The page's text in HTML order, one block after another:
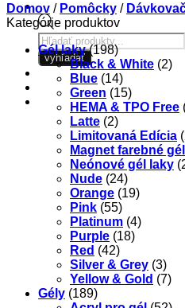
Products
search
vyhľadať
Domov / Pomôcky /
Kategórie produktov
Gél laky (198)
Black & White (2)
Blue (14)
Green (15)
HEMA & TPO Free
Latte (2)
Limitovaná Edícia
Magnet farebné
Neónové gél laky
Nude (24)
Orange (19)
Pink (55)
Platinum (4)
Purple (18)
Red (42)
Silver & Grey (3)
Yellow & Gold (7)
Gély (189)